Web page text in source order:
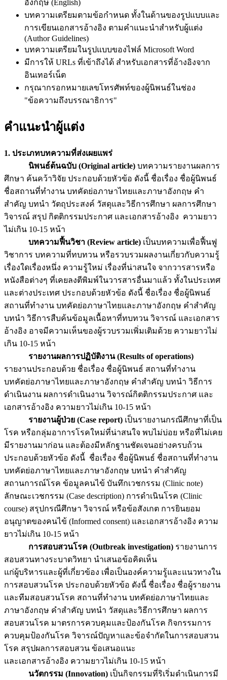
อังกฤษ (English)
บทความเตรียมตามข้อกำหนด ทั้งในด้านของรูปแบบและ
การเขียนเอกสารอ้างอิง ตามคำแนะนำสำหรับผู้แต่ง
(Author Guidelines)
บทความเตรียมในรูปแบบของไฟล์ Microsoft Word
มีการให้ URLs ที่เข้าถึงได้ สำหรับเอกสารที่อ้างอิงจาก
อินเทอร์เน็ต
กรุณากรอกหมายเลขโทรศัพท์ของผู้นิพนธ์ในช่อง
"ข้อความถึงบรรณาธิการ"
คำแนะนำผู้แต่ง
1. ประเภทบทความที่ส่งเผยแพร่
นิพนธ์ต้นฉบับ (Original article) บทความรายงานผลการ
ศึกษา ค้นคว้าวิจัย ประกอบด้วยหัวข้อ ดังนี้ ชื่อเรื่อง ชื่อผู้นิพนธ์
ชื่อสถานที่ทำงาน บทคัดย่อภาษาไทยและภาษาอังกฤษ คำ
สำคัญ บทนำ วัตถุประสงค์ วัสดุและวิธีการศึกษา ผลการศึกษา
วิจารณ์ สรุป กิตติกรรมประกาศ และเอกสารอ้างอิง ความยาว
ไม่เกิน 10-15 หน้า
บทความฟื้นวิชา (Review article) เป็นบทความเพื่อฟื้นฟู
วิชาการ บทความที่ทบทวน หรือรวบรวมผลงานเกี่ยวกับความรู้
เรื่องใดเรื่องหนึ่ง ความรู้ใหม่ เรื่องที่น่าสนใจ จากวารสารหรือ
หนังสือต่างๆ ที่เคยลงตีพิมพ์ในวารสารอื่นมาแล้ว ทั้งในประเทศ
และต่างประเทศ ประกอบด้วยหัวข้อ ดังนี้ ชื่อเรื่อง ชื่อผู้นิพนธ์
สถานที่ทำงาน บทคัดย่อภาษาไทยและภาษาอังกฤษ คำสำคัญ
บทนำ วิธีการสืบค้นข้อมูลเนื้อหาที่ทบทวน วิจารณ์ และเอกสาร
อ้างอิง อาจมีความเห็นของผู้รวบรวมเพิ่มเติมด้วย ความยาวไม่
เกิน 10-15 หน้า
รายงานผลการปฏิบัติงาน (Results of operations)
รายงานประกอบด้วย ชื่อเรื่อง ชื่อผู้นิพนธ์ สถานที่ทำงาน
บทคัดย่อภาษาไทยและภาษาอังกฤษ คำสำคัญ บทนำ วิธีการ
ดำเนินงาน ผลการดำเนินงาน วิจารณ์กิตติกรรมประกาศ และ
เอกสารอ้างอิง ความยาวไม่เกิน 10-15 หน้า
รายงานผู้ป่วย (Case report) เป็นรายงานกรณีศึกษาที่เป็น
โรค หรือกลุ่มอาการโรคใหม่ที่น่าสนใจ พบไม่บ่อย หรือที่ไม่เคย
มีรายงานมาก่อน และต้องมีหลักฐานชัดเจนอย่างครบถ้วน
ประกอบด้วยหัวข้อ ดังนี้ ชื่อเรื่อง ชื่อผู้นิพนธ์ ชื่อสถานที่ทำงาน
บทคัดย่อภาษาไทยและภาษาอังกฤษ บทนำ คำสำคัญ
สถานการณ์โรค ข้อมูลคนไข้ บันทึกเวชกรรม (Clinic note)
ลักษณะเวชกรรม (Case description) การดำเนินโรค (Clinic
course) สรุปกรณีศึกษา วิจารณ์ หรือข้อสังเกต การยินยอม
อนุญาตของคนไข้ (Informed consent) และเอกสารอ้างอิง ความ
ยาวไม่เกิน 10-15 หน้า
การสอบสวนโรค (Outbreak investigation) รายงานการ
สอบสวนทางระบาดวิทยา นำเสนอข้อคิดเห็น
แก่ผู้บริหารและผู้ที่เกี่ยวข้อง เพื่อเป็นองค์ความรู้และแนวทางใน
การสอบสวนโรค ประกอบด้วยหัวข้อ ดังนี้ ชื่อเรื่อง ชื่อผู้รายงาน
และทีมสอบสวนโรค สถานที่ทำงาน บทคัดย่อภาษาไทยและ
ภาษาอังกฤษ คำสำคัญ บทนำ วัสดุและวิธีการศึกษา ผลการ
สอบสวนโรค มาตรการควบคุมและป้องกันโรค กิจกรรมการ
ควบคุมป้องกันโรค วิจารณ์ปัญหาและข้อจำกัดในการสอบสวน
โรค สรุปผลการสอบสวน ข้อเสนอแนะ
และเอกสารอ้างอิง ความยาวไม่เกิน 10-15 หน้า
นวัตกรรม (Innovation) เป็นกิจกรรมที่ริเริ่มดำเนินการมี